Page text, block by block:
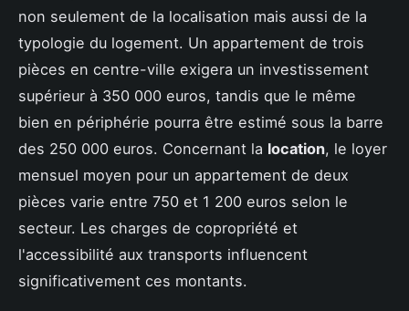
non seulement de la localisation mais aussi de la
typologie du logement. Un appartement de trois
pièces en centre-ville exigera un investissement
supérieur à 350 000 euros, tandis que le même
bien en périphérie pourra être estimé sous la barre
des 250 000 euros. Concernant la location, le loyer
mensuel moyen pour un appartement de deux
pièces varie entre 750 et 1 200 euros selon le
secteur. Les charges de copropriété et
l'accessibilité aux transports influencent
significativement ces montants.